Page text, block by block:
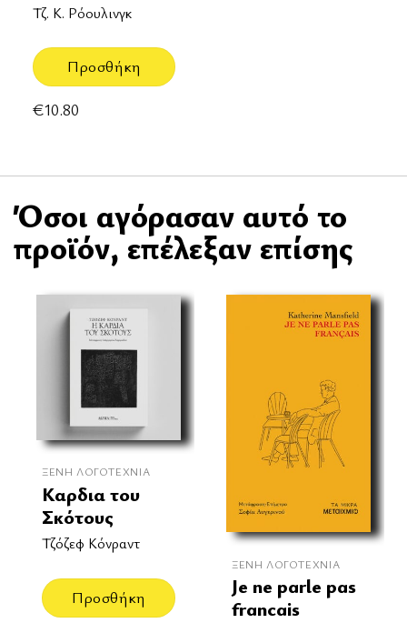
Τζ. Κ. Ρόουλινγκ
Προσθήκη
€10.80
Όσοι αγόρασαν αυτό το
προϊόν, επέλεξαν επίσης
ΞΈΝΗ ΛΟΓΟΤΕΧΝΊΑ
Καρδια του
Σκότους
Τζόζεφ Κόνραντ
Προσθήκη
ΞΈΝΗ ΛΟΓΟΤΕΧΝΊΑ
Je ne parle pas
francais